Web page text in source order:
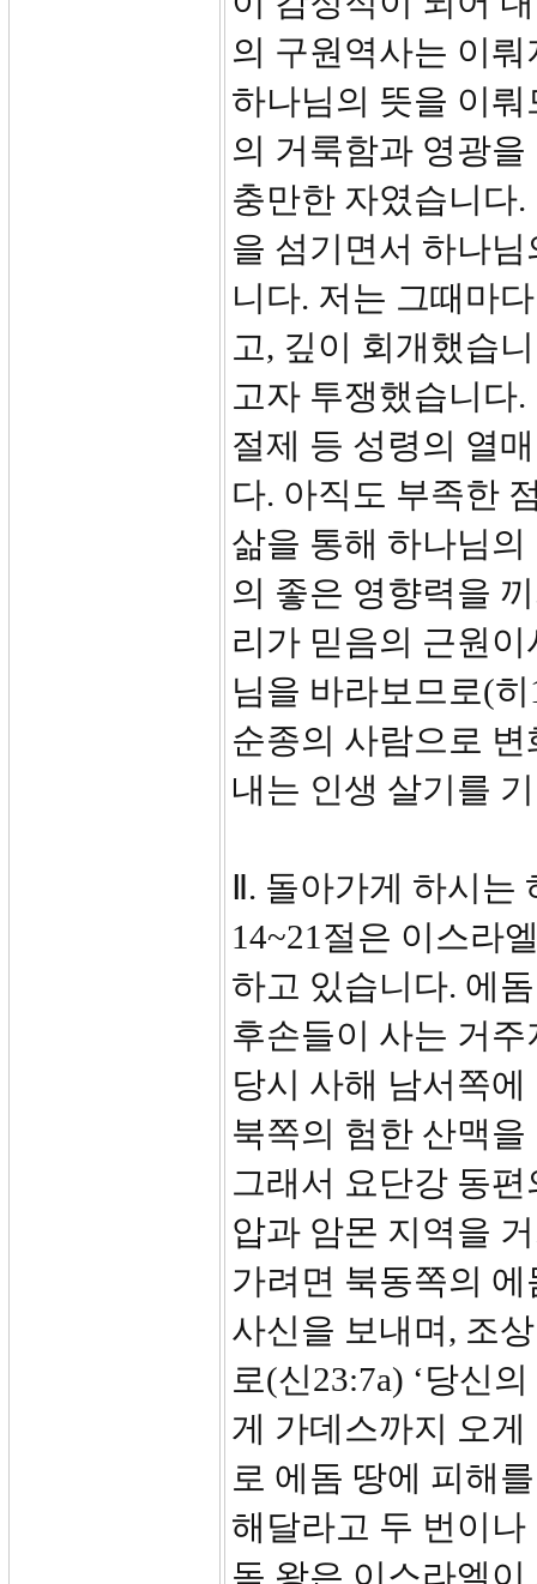
의 구원역사는 이
하나님의 뜻을 이
의 거룩함과 영광
충만한 자였습니다
을 섬기면서 하나
니다. 저는 그때마
고, 깊이 회개했습
고자 투쟁했습니다
절제 등 성령의 열
다. 아직도 부족한
삶을 통해 하나님
의 좋은 영향력을
리가 믿음의 근원
님을 바라보므로(
순종의 사람으로
내는 인생 살기를
Ⅱ. 돌아가게 하시는
14~21절은 이스라
하고 있습니다. 에
후손들이 사는 거
당시 사해 남서쪽
북쪽의 험한 산맥
그래서 요단강 동편
압과 암몬 지역을
가려면 북동쪽의
사신을 보내며, 조
로(신23:7a) ‘당신
게 가데스까지 오
로 에돔 땅에 피해
해달라고 두 번이
돔 왕은 이스라엘